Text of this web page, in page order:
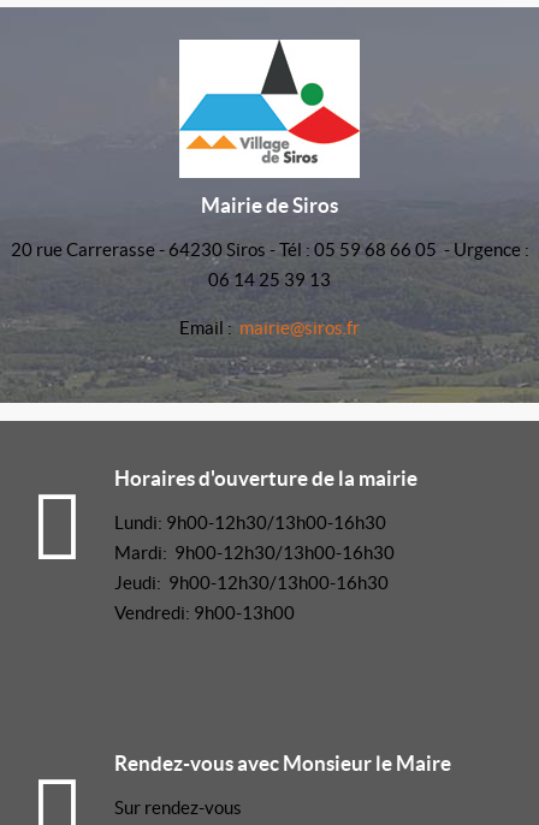
Mairie de Siros
20 rue Carrerasse - 64230 Siros - Tél : 05 59 68 66 05 - Urgence :
06 14 25 39 13
Email : mairie@siros.fr
Horaires d'ouverture de la mairie
Lundi: 9h00-12h30/13h00-16h30
Mardi: 9h00-12h30/13h00-16h30
Jeudi: 9h00-12h30/13h00-16h30
Vendredi: 9h00-13h00
Rendez-vous avec Monsieur le Maire
Sur rendez-vous